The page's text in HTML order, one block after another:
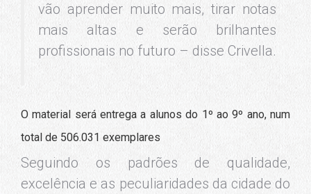
vão aprender muito mais, tirar notas
mais altas e serão brilhantes
profissionais no futuro – disse Crivella.
O material será entrega a alunos do 1º ao 9º ano, num
total de 506.031 exemplares
Seguindo os padrões de qualidade,
excelência e as peculiaridades da cidade do